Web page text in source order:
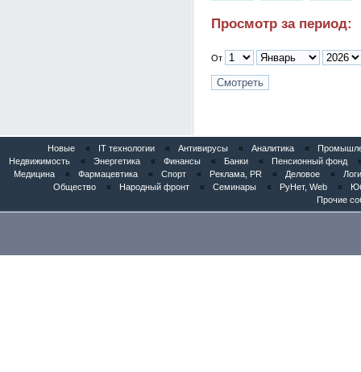
Просмотр за период:
От
Новые « IT технологии « Антивирусы « Аналитика «
Недвижимость
« Энергетика « Финансы « Банки « Пенсионный фонд
Медицина
« Фармацевтика « Спорт « Реклама, PR « Деловое «
Общество
« Народный фронт « Семинары « РуНет, Web «
Прочие